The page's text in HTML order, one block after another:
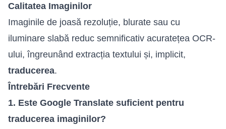
Calitatea Imaginilor
Imaginile de joasă rezoluție, blurate sau cu
iluminare slabă reduc semnificativ acuratețea OCR-
ului, îngreunând extracția textului și, implicit,
traducerea.
Întrebări Frecvente
1. Este Google Translate suficient pentru
traducerea imaginilor?